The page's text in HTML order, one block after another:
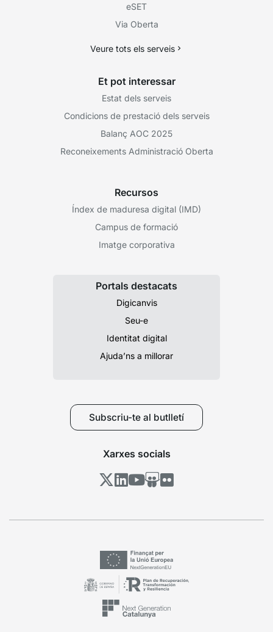
eSET
Via Oberta
Veure tots els serveis
Et pot interessar
Estat dels serveis
Condicions de prestació dels serveis
Balanç AOC 2025
Reconeixements Administració Oberta
Recursos
Índex de maduresa digital (IMD)
Campus de formació
Imatge corporativa
Portals destacats
Digicanvis
Seu-e
Identitat digital
Ajuda’ns a millorar
Subscriu-te al butlletí
Xarxes socials